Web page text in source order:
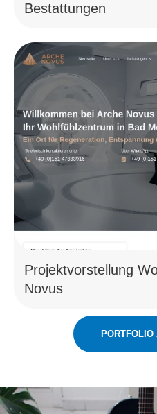
Bestattungen
Projektvorstellung
Novus
PORTFOLIO